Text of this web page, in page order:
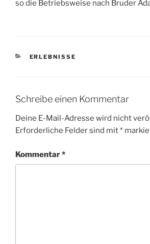
so die Betriebsweise nach Bruder
KATEGORIEN
ERLEBNISSE
Schreibe einen Kommentar
Deine E-Mail-Adresse wird nicht
Erforderliche Felder sind mit*
Kommentar*